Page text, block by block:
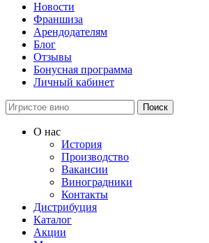
Новости
Франшиза
Арендодателям
Блог
Отзывы
Бонусная программа
Личный кабинет
Поиск
О нас
История
Производство
Вакансии
Виноградники
Контакты
Дистрибуция
Каталог
Акции